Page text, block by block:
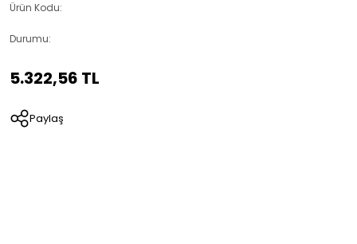
Ürün Kodu:
Durumu:
5.322,56 TL
Paylaş